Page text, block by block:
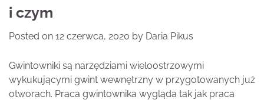
i czym
Posted on 12 czerwca, 2020 by Daria Pikus
Gwintowniki są narzędziami wieloostrzowymi
wykukującymi gwint wewnętrzny w przygotowanych już
otworach. Praca gwintownika wygląda tak jak praca